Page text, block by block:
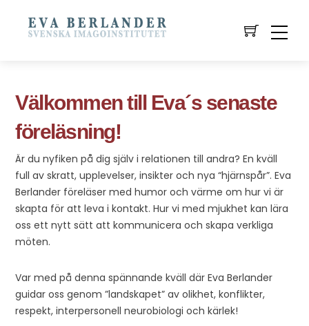
Välkommen till Eva´s senaste
föreläsning!
Är du nyfiken på dig själv i relationen till andra? En kväll
full av skratt, upplevelser, insikter och nya “hjärnspår”. Eva
Berlander föreläser med humor och värme om hur vi är
skapta för att leva i kontakt. Hur vi med mjukhet kan lära
oss ett nytt sätt att kommunicera och skapa verkliga
möten.
Var med på denna spännande kväll där Eva Berlander
guidar oss genom ”landskapet” av olikhet, konflikter,
respekt, interpersonell neurobiologi och kärlek!